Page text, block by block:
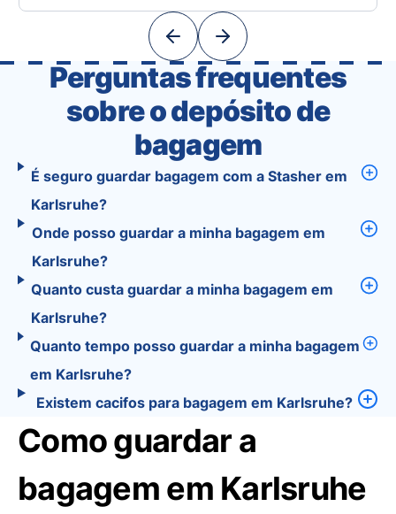
With Tourist, your trip planning becomes as
Perguntas frequentes
sobre o depósito de
bagagem
É seguro guardar bagagem com a Stasher em
Karlsruhe?
Onde posso guardar a minha bagagem em
Karlsruhe?
Quanto custa guardar a minha bagagem em
Karlsruhe?
Quanto tempo posso guardar a minha bagagem
em Karlsruhe?
Existem cacifos para bagagem em Karlsruhe?
Como guardar a
bagagem em Karlsruhe